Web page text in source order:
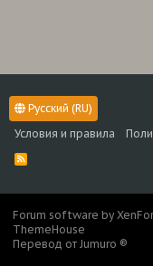
Русский (RU)
Условия и правила
R
S
Forum software by
ThemeHouse
Перевод от Jumuro ®